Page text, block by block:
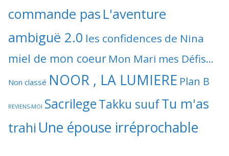
commande pas L'aventure
ambiguë 2.0 les confidences de Nina
miel de mon coeur Mon Mari mes Défis...
Non classé NOOR , LA LUMIERE Plan B
REVIENS-MOI SacrilegeTakku suufTu m'as
trahi Une épouse irréprochable